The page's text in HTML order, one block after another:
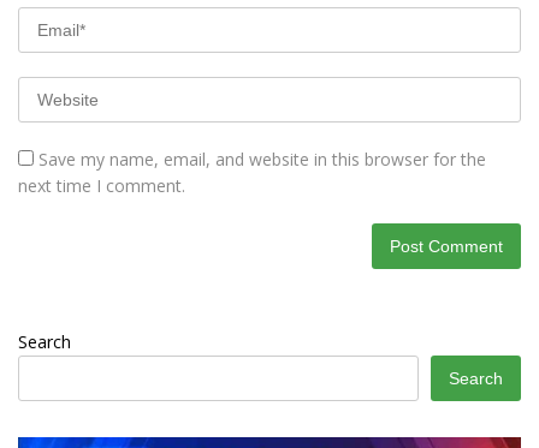
Save my name, email, and website in this browser for the
next time I comment.
Search
Search